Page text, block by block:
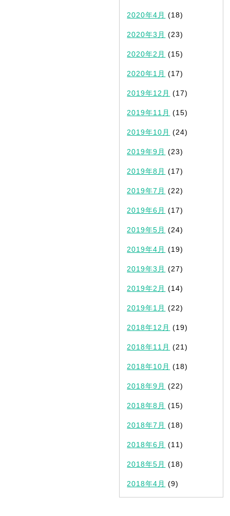
2020年4月 (18)
2020年3月 (23)
2020年2月 (15)
2020年1月 (17)
2019年12月 (17)
2019年11月 (15)
2019年10月 (24)
2019年9月 (23)
2019年8月 (17)
2019年7月 (22)
2019年6月 (17)
2019年5月 (24)
2019年4月 (19)
2019年3月 (27)
2019年2月 (14)
2019年1月 (22)
2018年12月 (19)
2018年11月 (21)
2018年10月 (18)
2018年9月 (22)
2018年8月 (15)
2018年7月 (18)
2018年6月 (11)
2018年5月 (18)
2018年4月 (9)